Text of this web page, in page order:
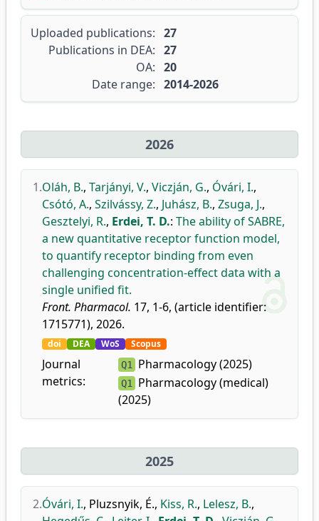
Uploaded publications: 27
Publications in DEA: 27
OA: 20
Date range: 2014-2026
2026
1.Oláh, B., Tarjányi, V., Viczján, G., Óvári, I.,
Csótó, A., Szilvássy, Z., Juhász, B., Zsuga, J.,
Gesztelyi, R., Erdei, T. D.: The ability of SABRE,
a new quantitative receptor function model,
to quantify receptor binding from even
challenging concentration-effect data with a
single unified fit.
Front. Pharmacol. 17, 1-6, (article identifier:
1715771), 2026.
doi DEA WoS Scopus
Journal
metrics:
Q1 Pharmacology (2025)
Q1
Pharmacology (medical)
(2025)
2025
2.Óvári, I., Pluzsnyik, É., Kiss, R., Lelesz, B.,